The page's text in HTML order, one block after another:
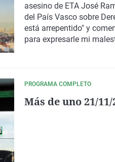
asesino de ETA José
del País Vasco sobre
está arrepentido" y
para expresarle mi
PROGRAMA COMPLETO
Más de uno 21/11/